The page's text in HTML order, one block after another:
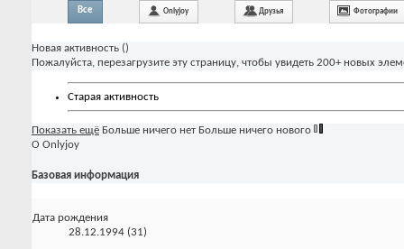
Все Onlyjoy Друзья Фотографии
Новая активность ()
Пожалуйста, перезагрузите эту страницу, чтобы увидеть 200+ новых
Старая активность
Показать ещё Больше ничего нет Больше ничего нового
О Onlyjoy
Базовая информация
Дата рождения
28.12.1994 (31)